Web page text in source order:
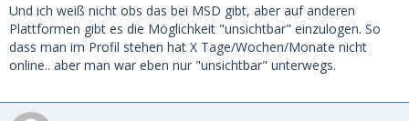
Und ich weiß nicht obs das bei MSD gibt, aber auf anderen
Plattformen gibt es die Möglichkeit "unsichtbar" einzulogen. So
dass man im Profil stehen hat X Tage/Wochen/Monate nicht
online.. aber man war eben nur "unsichtbar" unterwegs.